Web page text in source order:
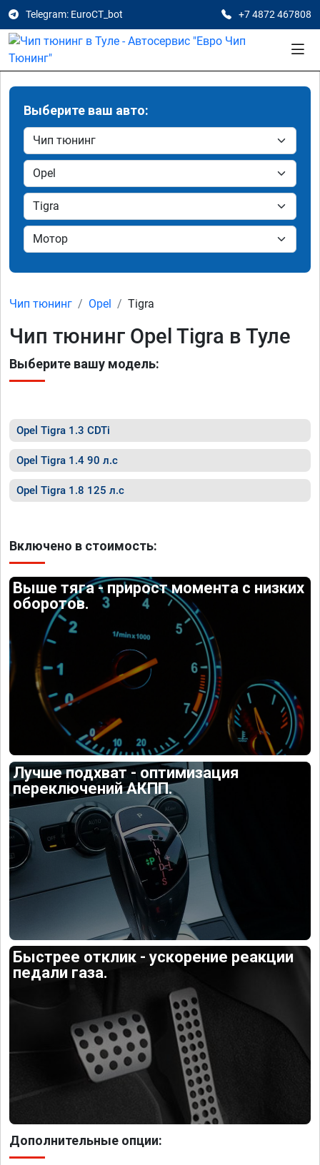
Telegram: EuroCT_bot +7 4872 467808
Выберите ваш авто:
Чип тюнинг Opel Tigra
Чип тюнинг Opel Tigra в Туле
Выберите вашу модель:
Opel Tigra 1.3 CDTi
Opel Tigra 1.4 90 л.с
Opel Tigra 1.8 125 л.с
Включено в стоимость:
Выше тяга - прирост момента с низких
оборотов.
Лучше подхват - оптимизация
переключений АКПП.
Быстрее отклик - ускорение реакции
педали газа.
Дополнительные опции: